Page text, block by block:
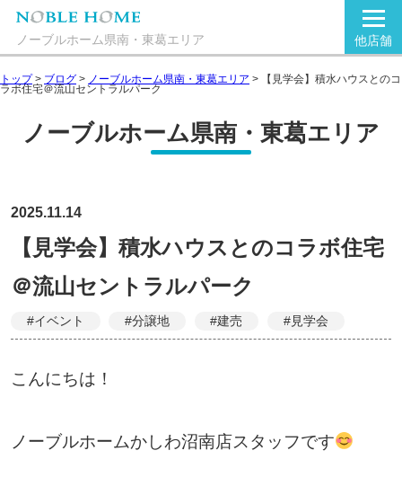
ノーブルホーム県南・東葛エリア 他店舗
トップ> ブログ > ノーブルホーム県南・東葛エリア > 【見学会】積水ハウスとのコ
ラボ住宅＠流山セントラルパーク
ノーブルホーム県南・東葛エリア
2025.11.14
【見学会】積水ハウスとのコラボ住宅
＠流山セントラルパーク
#イベント #分譲地 #建売 #見学会
こんにちは！
ノーブルホームかしわ沼南店スタッフです